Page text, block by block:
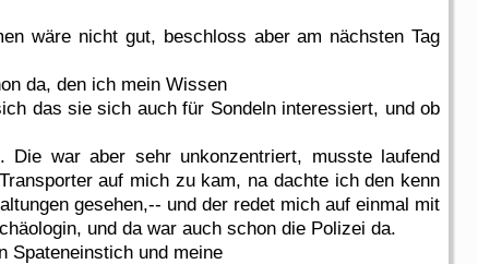
wäre nicht gut, beschloss aber am nächsten Tag
da, den ich mein Wissen
das sie sich auch für Sondeln interessiert, und ob
war aber sehr unkonzentriert, musste laufend
auf mich zu kam, na dachte ich den kenn
gesehen,-- und der redet mich auf einmal mit
und da war auch schon die Polizei da.
Spateneinstich und meine